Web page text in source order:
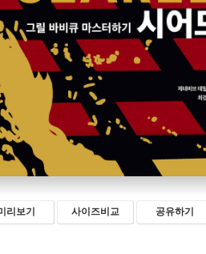
리보기 사이즈비교 공유하기